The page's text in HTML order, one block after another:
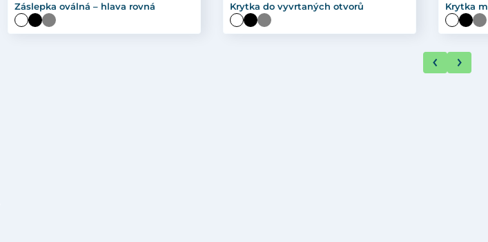
Záslepka oválná – hlava rovná Krytka do vyvrtaných otvorů Krytka